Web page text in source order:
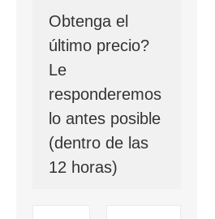
Obtenga el
último precio?
Le
responderemos
lo antes posible
(dentro de las
12 horas)